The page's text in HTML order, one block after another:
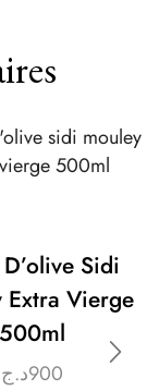
Sidi
Extra Vierge
500ml
900د.ج